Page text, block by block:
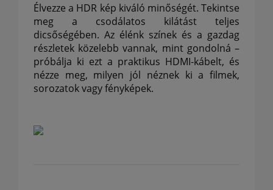
Élvezze a HDR kép kiváló minőségét. Tekintse
meg a csodálatos kilátást teljes
dicsőségében. Az élénk színek és a gazdag
részletek közelebb vannak, mint gondolná –
próbálja ki ezt a praktikus HDMI-kábelt, és
nézze meg, milyen jól néznek ki a filmek,
sorozatok vagy fényképek.